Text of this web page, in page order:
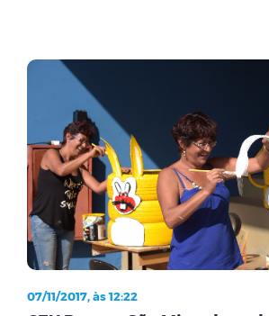
07/11/2017, às 12:22